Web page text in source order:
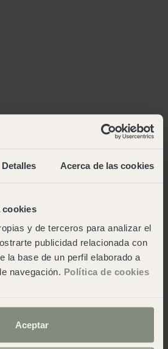
Detalles Acerca de las cookies
cookies
y de terceros para analizar el
publicidad relacionada con
la base de un perfil elaborado a
navegación. Política de cookies
Aceptar